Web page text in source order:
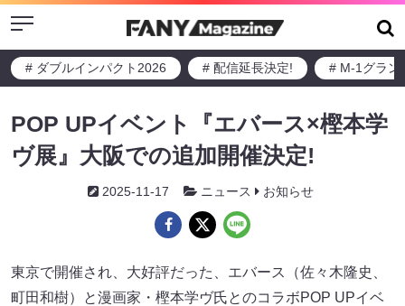
Menu
# ダブルインパクト2026 # 配信延長決定! # M-1グラン
POP UPイベント『エバース×樫本学
ヴ展』大阪での追加開催決定!
2025-11-17 ニュース お知らせ
東京で開催され、大好評だった、エバース（佐々木隆史、
町田和樹）と漫画家・樫本学ヴ氏とのコラボPOP UPイベ